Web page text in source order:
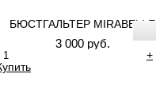
БЮСТГАЛЬТЕР MIRABELLE
3 000 руб.
+